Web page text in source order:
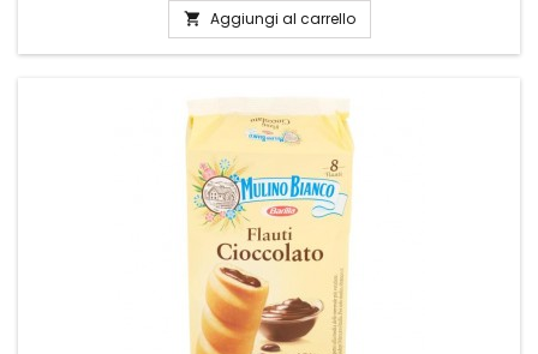
 Aggiungi al carrello